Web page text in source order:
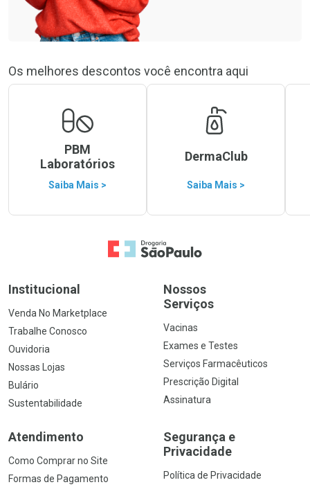
Os melhores descontos você encontra aqui
PBM
Laboratórios
Saiba Mais >
DermaClub
Saiba Mais >
Ir para a Home
Institucional
Venda No Marketplace
Trabalhe Conosco
Ouvidoria
Nossas Lojas
Bulário
Sustentabilidade
Nossos
Serviços
Vacinas
Exames e Testes
Serviços Farmacêuticos
Prescrição Digital
Assinatura
Atendimento
Como Comprar no Site
Formas de Pagamento
Segurança e
Privacidade
Política de Privacidade